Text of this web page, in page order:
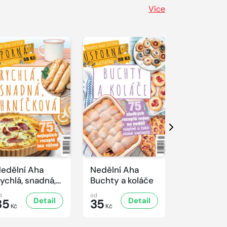
Více
Aha
snadná,
hrníčková
Kč
Detail
Nedělní Aha
Buchty a koláče
od
35 Kč
Detail
Další